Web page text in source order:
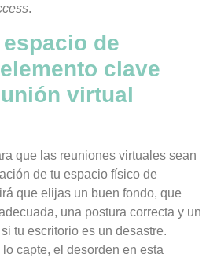
.
de
clave
virtual
que las reuniones virtuales sean
de tu espacio físico de
que elijas un buen fondo, que
una postura correcta y un
tu escritorio es un desastre.
capte, el desorden en esta